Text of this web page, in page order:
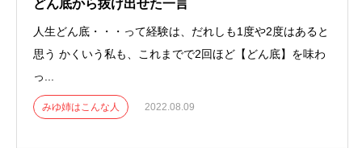
どん底から抜け出せた一言
人生どん底・・・って経験は、だれしも1度や2度はあると
思う かくいう私も、これまでで2回ほど【どん底】を味わ
っ...
みゆ姉はこんな人 2022.08.09